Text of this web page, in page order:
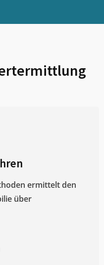
ermittelt den
über